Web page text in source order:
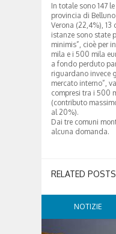
In totale sono 147
provincia di
Verona (22,4%), 13
istanze sono state
minimis”, cioè per
mila e i 500 mila
a fondo perduto
riguardano invece
mercato interno”,
compresi tra i 500
(contributo
al 20%).
Dai tre comuni
alcuna domanda.
RELATED POSTS
NOTIZIE